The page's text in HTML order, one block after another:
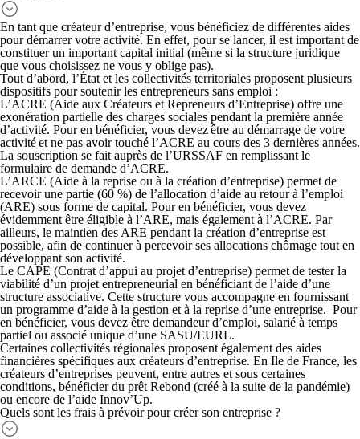
En tant que créateur d’entreprise, vous bénéficiez de différentes aides
pour démarrer votre activité. En effet, pour se lancer, il est important de
constituer un important capital initial (même si la structure juridique
que vous choisissez ne vous y oblige pas).
Tout d’abord, l’État et les collectivités territoriales proposent plusieurs
dispositifs pour soutenir les entrepreneurs sans emploi :
L’ACRE (Aide aux Créateurs et Repreneurs d’Entreprise) offre une
exonération partielle des charges sociales pendant la première année
d’activité. Pour en bénéficier, vous devez être au démarrage de votre
activité et ne pas avoir touché l’ACRE au cours des 3 dernières années.
La souscription se fait auprès de l’URSSAF en remplissant le
formulaire de demande d’ACRE.
L’ARCE (Aide à la reprise ou à la création d’entreprise) permet de
recevoir une partie (60 %) de l’allocation d’aide au retour à l’emploi
(ARE) sous forme de capital. Pour en bénéficier, vous devez
évidemment être éligible à l’ARE, mais également à l’ACRE. Par
ailleurs, le maintien des ARE pendant la création d’entreprise est
possible, afin de continuer à percevoir ses allocations chômage tout en
développant son activité.
Le CAPE (Contrat d’appui au projet d’entreprise) permet de tester la
viabilité d’un projet entrepreneurial en bénéficiant de l’aide d’une
structure associative. Cette structure vous accompagne en fournissant
un programme d’aide à la gestion et à la reprise d’une entreprise. Pour
en bénéficier, vous devez être demandeur d’emploi, salarié à temps
partiel ou associé unique d’une SASU/EURL.
Certaines collectivités régionales proposent également des aides
financières spécifiques aux créateurs d’entreprise. En Ile de France, les
créateurs d’entreprises peuvent, entre autres et sous certaines
conditions, bénéficier du prêt Rebond (créé à la suite de la pandémie)
ou encore de l’aide Innov’Up.
Quels sont les frais à prévoir pour créer son entreprise ?